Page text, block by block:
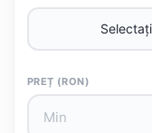
PREȚ (RON)